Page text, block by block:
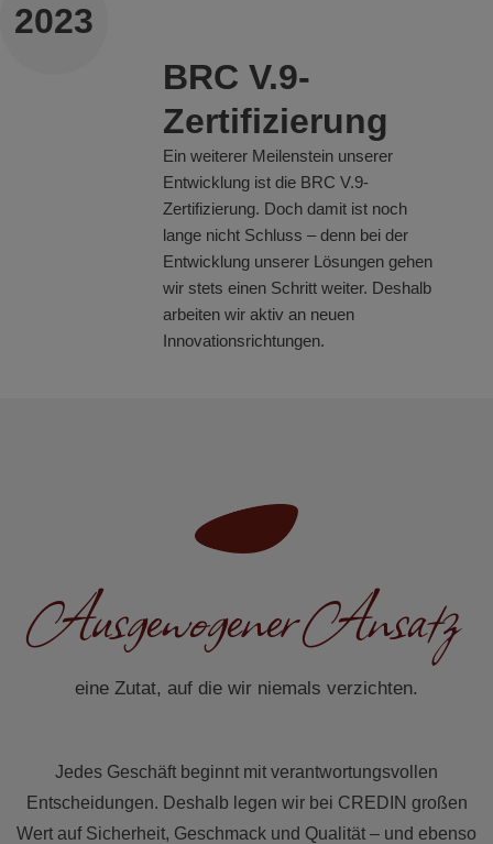
BRC V.9-
Zertifizierung
Ein weiterer Meilenstein unserer
Entwicklung ist die BRC V.9-
Zertifizierung. Doch damit ist noch
lange nicht Schluss – denn bei der
Entwicklung unserer Lösungen gehen
wir stets einen Schritt weiter. Deshalb
arbeiten wir aktiv an neuen
Innovationsrichtungen.
2023
Ausgewogener Ansatz
eine Zutat, auf die wir niemals verzichten.
Jedes Geschäft beginnt mit verantwortungsvollen
Entscheidungen. Deshalb legen wir bei CREDIN großen
Wert auf Sicherheit, Geschmack und Qualität – und ebenso